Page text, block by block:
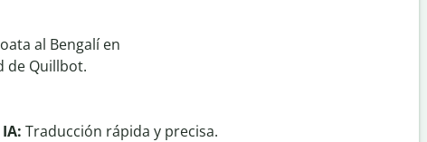
al Bengalí en
de Quillbot.
Traducción rápida y precisa.